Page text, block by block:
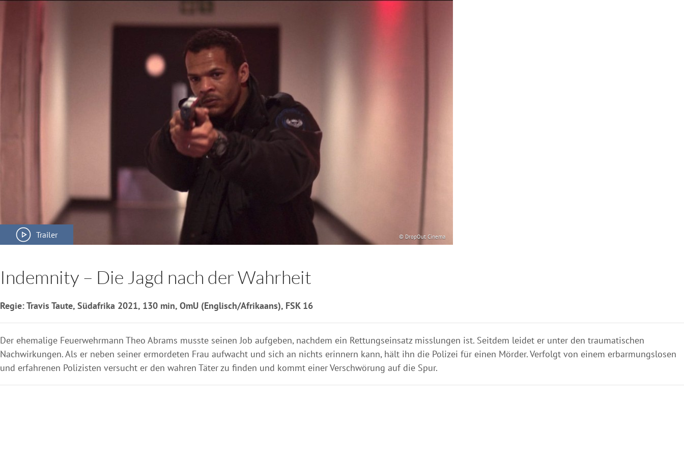
Trailer © DropOut Cinema
Indemnity – Die Jagd nach der Wahrheit
Regie: Travis Taute, Südafrika 2021, 130 min, OmU (Englisch/Afrikaans), FSK 16
Der ehemalige Feuerwehrmann Theo Abrams musste seinen Job aufgeben, nachdem ein Rettungseinsatz misslungen ist. Seitdem leidet er unter den traumatischen
Nachwirkungen. Als er neben seiner ermordeten Frau aufwacht und sich an nichts erinnern kann, hält ihn die Polizei für einen Mörder. Verfolgt von einem erbarmungslosen
und erfahrenen Polizisten versucht er den wahren Täter zu finden und kommt einer Verschwörung auf die Spur.